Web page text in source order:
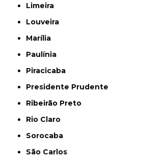
Limeira
Louveira
Marília
Paulínia
Piracicaba
Presidente Prudente
Ribeirão Preto
Rio Claro
Sorocaba
São Carlos